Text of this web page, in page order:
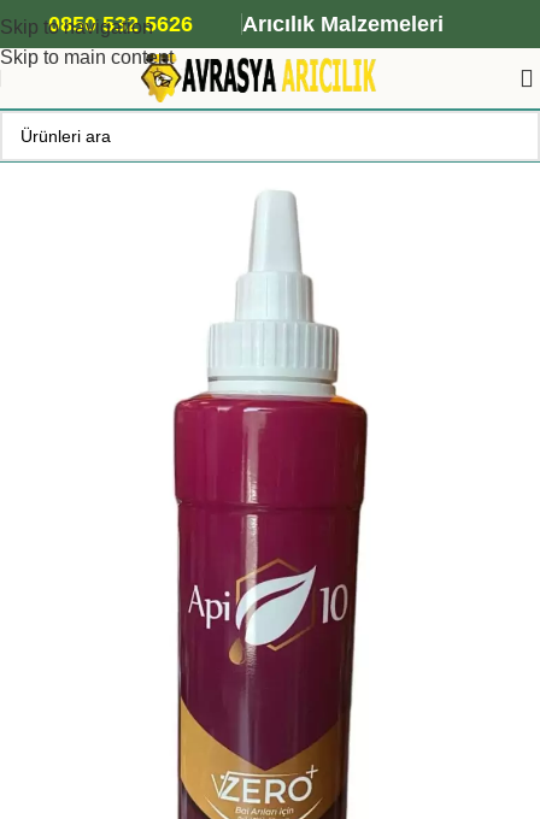
Skip to navigation
Skip to main content
ANA ARI SİPARİŞİ İÇİN TIKLAYIN
0850 532 5626 Arıcılık Malzemeleri